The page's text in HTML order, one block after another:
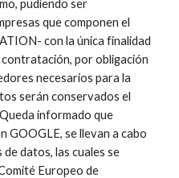
pudiendo ser
que componen el
con la única finalidad
contratación, por obligación
necesarios para la
serán conservados el
informado que
GOOGLE, se llevan a cabo
datos, las cuales se
Europeo de